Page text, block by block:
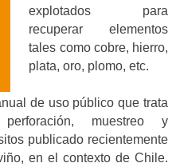
explotados para
recuperar elementos
tales como cobre, hierro,
plata, oro, plomo, etc.
de uso público que trata
muestreo y
publicado recientemente
en el contexto de Chile.